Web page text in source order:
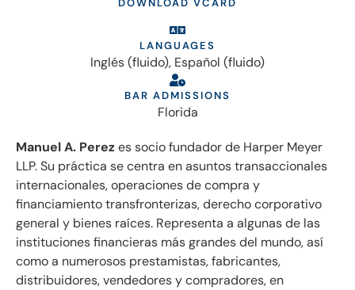
DOWNLOAD VCARD
LANGUAGES
Inglés (fluido), Español (fluido)
BAR ADMISSIONS
Florida
Manuel A. Perezes socio fundador de Harper Meyer
LLP. Su práctica se centra en asuntos transaccionales
internacionales, operaciones de compra y
financiamiento transfronterizas, derecho corporativo
general y bienes raíces. Representa a algunas de las
instituciones financieras más grandes del mundo, así
como a numerosos prestamistas, fabricantes,
distribuidores, vendedores y compradores, en